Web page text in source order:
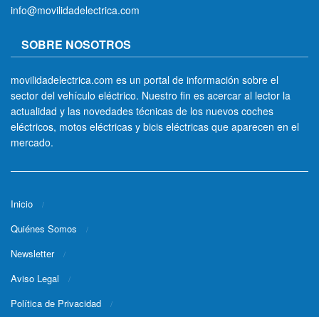
info@movilidadelectrica.com
SOBRE NOSOTROS
movilidadelectrica.com es un portal de información sobre el
sector del vehículo eléctrico. Nuestro fin es acercar al lector la
actualidad y las novedades técnicas de los nuevos coches
eléctricos, motos eléctricas y bicis eléctricas que aparecen en el
mercado.
Inicio
Quiénes Somos
Newsletter
Aviso Legal
Política de Privacidad